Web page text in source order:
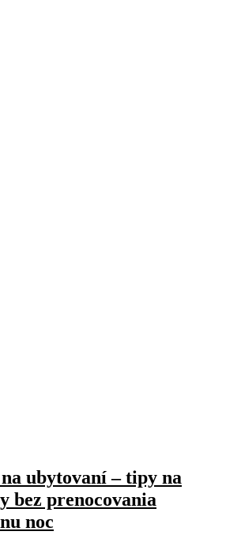
ubytovaní – tipy na
bez prenocovania
noc